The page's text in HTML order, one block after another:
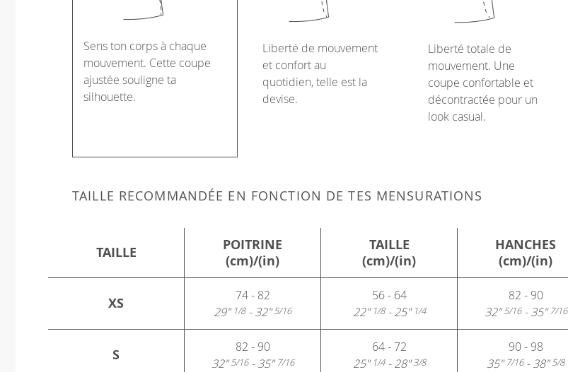
Sens ton corps à chaque
mouvement. Cette coupe
ajustée souligne ta
silhouette.
Liberté de mouvement
et confort au
quotidien, telle est la
devise.
Liberté totale de
mouvement. Une
coupe confortable et
décontractée pour un
look casual.
TAILLE RECOMMANDÉE EN FONCTION DE TES MENSURATIONS
TAILLE
POITRINE
(cm)/(in)
TAILLE
(cm)/(in)
HANCHES
(cm)/(in)
XS
74 - 82
29"1/8- 32"5/16
56 - 64
22"1/8- 25"1/4
82 - 90
32"5/16- 35"7/16
S
82 - 90
32"5/16- 35"7/16
64 - 72
25"1/4- 28"3/8
90 - 98
35"7/16- 38"5/8